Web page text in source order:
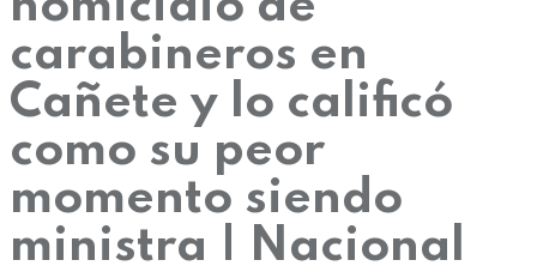
carabineros en
Cañete y lo calificó
como su peor
momento siendo
ministra | Nacional